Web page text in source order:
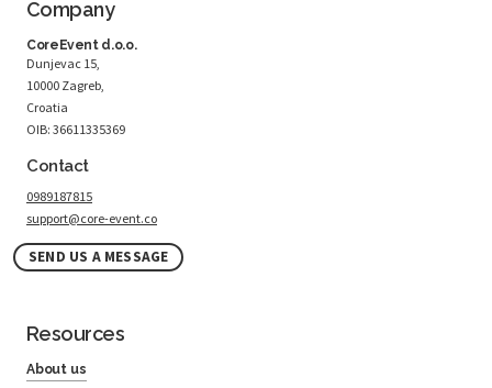
Company
CoreEvent d.o.o.
Dunjevac 15,
10000 Zagreb,
Croatia
OIB: 36611335369
Contact
0989187815
support@core-event.co
SEND US A MESSAGE
Resources
About us